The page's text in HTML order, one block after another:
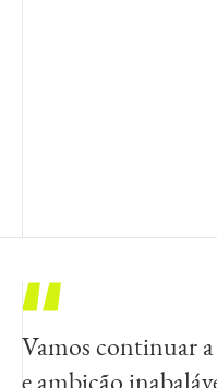
Vamos continuar
e ambição